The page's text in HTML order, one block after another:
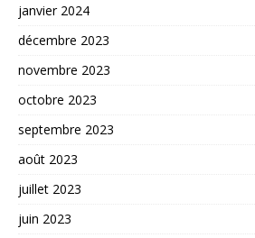
janvier 2024
décembre 2023
novembre 2023
octobre 2023
septembre 2023
août 2023
juillet 2023
juin 2023